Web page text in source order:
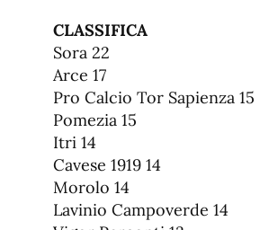
CLASSIFICA
Sora 22
Arce 17
Pro Calcio Tor Sapienza 15
Pomezia 15
Itri 14
Cavese 1919 14
Morolo 14
Lavinio Campoverde 14